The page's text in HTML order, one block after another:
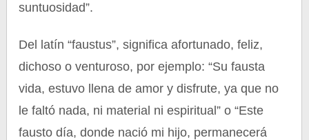
suntuosidad”.
Del latín “faustus”, significa afortunado, feliz,
dichoso o venturoso, por ejemplo: “Su fausta
vida, estuvo llena de amor y disfrute, ya que no
le faltó nada, ni material ni espiritual” o “Este
fausto día, donde nació mi hijo, permanecerá